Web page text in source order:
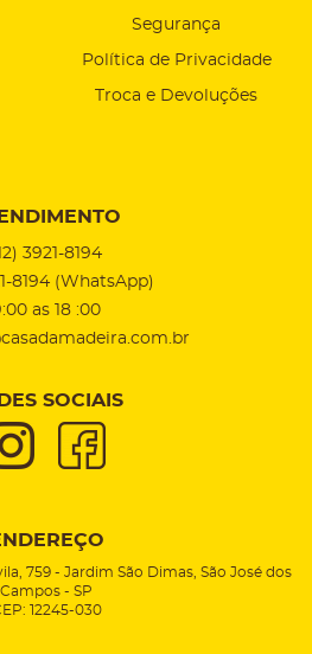
Segurança
Política de Privacidade
Troca e Devoluções
3921-8194
8194 (WhatsApp)
as 18 :00
SOCIAIS
759 - Jardim São Dimas, São José dos
Campos - SP
12245-030